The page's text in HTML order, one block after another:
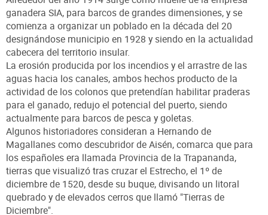
ganadera SIA, para barcos de grandes dimensiones, y se
comienza a organizar un poblado en la década del 20
designándose municipio en 1928 y siendo en la actualidad
cabecera del territorio insular.
La erosión producida por los incendios y el arrastre de las
aguas hacia los canales, ambos hechos producto de la
actividad de los colonos que pretendían habilitar praderas
para el ganado, redujo el potencial del puerto, siendo
actualmente para barcos de pesca y goletas.
Algunos historiadores consideran a Hernando de
Magallanes como descubridor de Aisén, comarca que para
los españoles era llamada Provincia de la Trapananda,
tierras que visualizó tras cruzar el Estrecho, el 1º de
diciembre de 1520, desde su buque, divisando un litoral
quebrado y de elevados cerros que llamó "Tierras de
Diciembre".